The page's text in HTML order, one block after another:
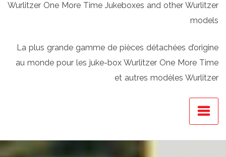
Wurlitzer One More Time Jukeboxes and other Wurlitzer
models
La plus grande gamme de pièces détachées d’origine
au monde pour les juke-box Wurlitzer One More Time
et autres modèles Wurlitzer